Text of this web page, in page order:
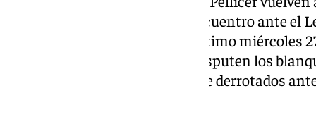
no poder disputar su último encuentro ante el
que se jugará finalmente el próximo miércoles
será el primer encuentro que disputen los
Copa, donde cayeron duramente derrotados